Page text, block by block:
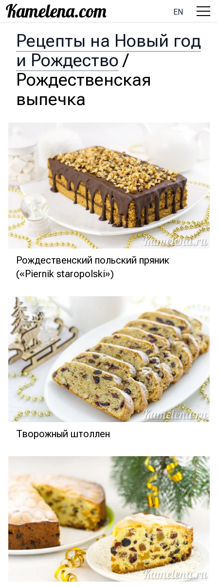
EN
Рецепты на Новый год
и Рождество /
Рождественская
выпечка
Рождественский польский пряник
(«Piernik staropolski»)
Творожный штоллен